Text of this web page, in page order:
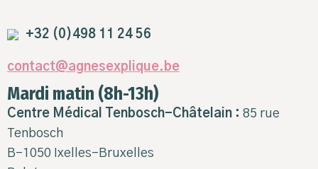
+32 (0)498 11 24 56
contact@agnesexplique.be
Mardi matin (8h-13h)
Centre Médical Tenbosch-Châtelain : 85 rue
Tenbosch
B-1050 Ixelles-Bruxelles